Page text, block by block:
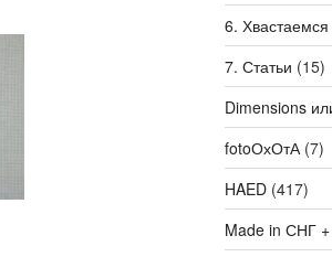
6. Хвастаемся
7. Статьи (15)
Dimensions
fotoОхОтА(7)
HAED(417)
Made in СНГ